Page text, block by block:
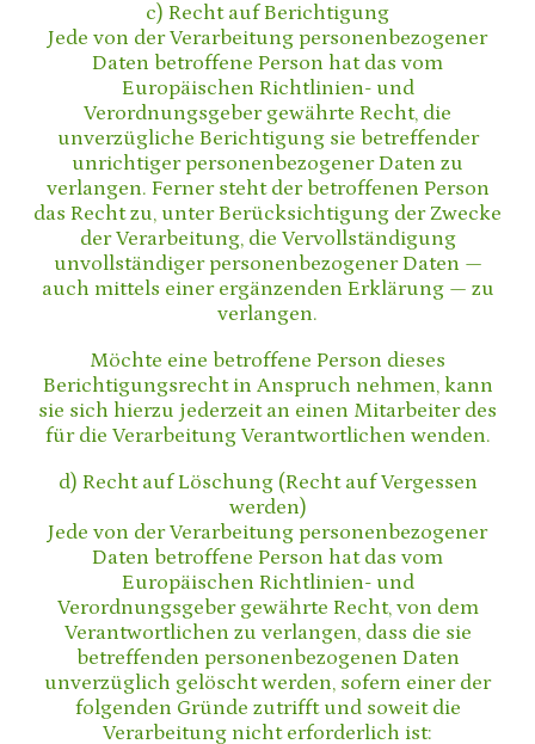
c) Recht auf Berichtigung
Jede von der Verarbeitung personenbezogener
Daten betroffene Person hat das vom
Europäischen Richtlinien- und
Verordnungsgeber gewährte Recht, die
unverzügliche Berichtigung sie betreffender
unrichtiger personenbezogener Daten zu
verlangen. Ferner steht der betroffenen Person
das Recht zu, unter Berücksichtigung der Zwecke
der Verarbeitung, die Vervollständigung
unvollständiger personenbezogener Daten —
auch mittels einer ergänzenden Erklärung — zu
verlangen.
Möchte eine betroffene Person dieses
Berichtigungsrecht in Anspruch nehmen, kann
sie sich hierzu jederzeit an einen Mitarbeiter des
für die Verarbeitung Verantwortlichen wenden.
d) Recht auf Löschung (Recht auf Vergessen
werden)
Jede von der Verarbeitung personenbezogener
Daten betroffene Person hat das vom
Europäischen Richtlinien- und
Verordnungsgeber gewährte Recht, von dem
Verantwortlichen zu verlangen, dass die sie
betreffenden personenbezogenen Daten
unverzüglich gelöscht werden, sofern einer der
folgenden Gründe zutrifft und soweit die
Verarbeitung nicht erforderlich ist: